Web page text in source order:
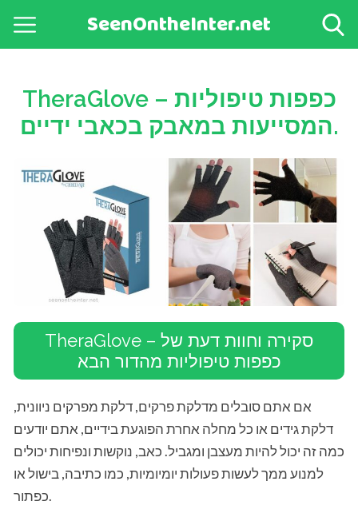
SeenOntheInter.net
TheraGlove – כפפות טיפוליות
המסייעות במאבק בכאבי ידיים.
TheraGlove – סקירה וחוות דעת של
כפפות טיפוליות מהדור הבא
אם אתם סובלים מדלקת פרקים, דלקת מפרקים ניוונית,
דלקת גידים או כל מחלה אחרת הפוגעת בידיים, אתם יודעים
כמה זה יכול להיות מעצבן ומגביל. כאב, נוקשות ונפיחות יכולים
למנוע ממך לעשות פעולות יומיומיות, כמו כתיבה, בישול או
כפתור.